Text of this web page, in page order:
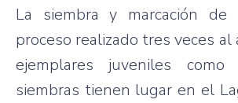
La siembra y marcación
proceso realizado tres veces al
ejemplares juveniles como
siembras tienen lugar en el